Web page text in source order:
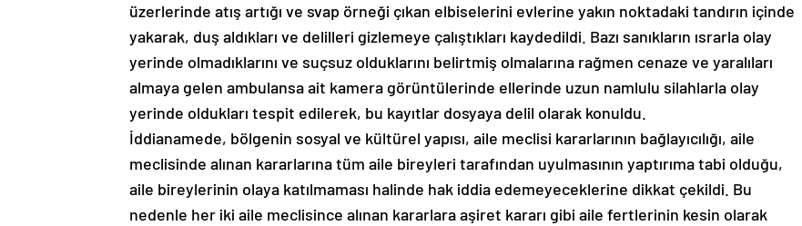
üzerlerinde atış artığı ve svap örneği çıkan elbiselerini evlerine yakın noktadaki tandırın içinde
yakarak, duş aldıkları ve delilleri gizlemeye çalıştıkları kaydedildi. Bazı sanıkların ısrarla olay
yerinde olmadıklarını ve suçsuz olduklarını belirtmiş olmalarına rağmen cenaze ve yaralıları
almaya gelen ambulansa ait kamera görüntülerinde ellerinde uzun namlulu silahlarla olay
yerinde oldukları tespit edilerek, bu kayıtlar dosyaya delil olarak konuldu.
İddianamede, bölgenin sosyal ve kültürel yapısı, aile meclisi kararlarının bağlayıcılığı, aile
meclisinde alınan kararlarına tüm aile bireyleri tarafından uyulmasının yaptırıma tabi olduğu,
aile bireylerinin olaya katılmaması halinde hak iddia edemeyeceklerine dikkat çekildi. Bu
nedenle her iki aile meclisince alınan kararlara aşiret kararı gibi aile fertlerinin kesin olarak